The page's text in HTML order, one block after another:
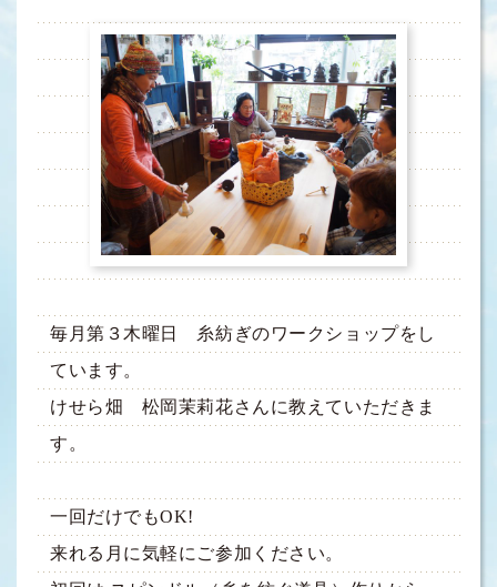
毎月第３木曜日 糸紡ぎのワークショップをし
ています。
けせら畑 松岡茉莉花さんに教えていただきま
す。
一回だけでもOK!
来れる月に気軽にご参加ください。